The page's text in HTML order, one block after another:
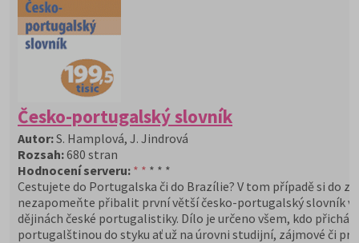
Česko-portugalský slovník
Autor:S. Hamplová, J. Jindrová
Rozsah:680 stran
Hodnocení serveru: * * * * *
Cestujete do Portugalska či do Brazílie? V tom případě si do
nezapomeňte přibalit první větší česko-portugalský slovník v
dějinách české portugalistiky. Dílo je určeno všem, kdo
portugalštinou do styku ať už na úrovni studijní, zájmové či